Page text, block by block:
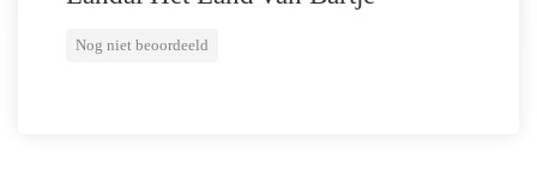
Nog niet beoordeeld